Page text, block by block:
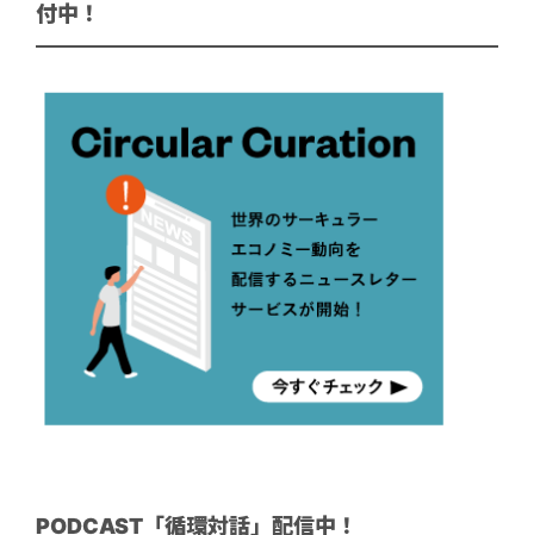
付中！
PODCAST「循環対話」配信中！